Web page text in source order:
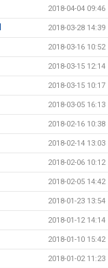
2018-04-04 09:46
2018-03-28 14:39
2018-03-16 10:52
2018-03-15 12:14
2018-03-15 10:17
2018-03-05 16:13
2018-02-16 10:38
2018-02-14 13:03
2018-02-06 10:12
2018-02-05 14:42
2018-01-23 13:54
2018-01-12 14:14
2018-01-10 15:42
2018-01-02 11:23